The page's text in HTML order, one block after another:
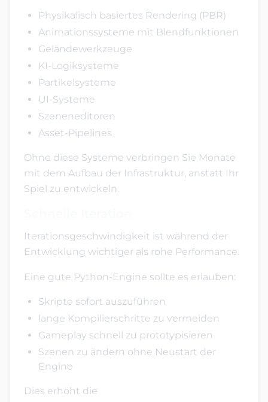
Physikalisch basiertes Rendering (PBR)
Animationssysteme mit Blendfunktionen
Geländewerkzeuge
KI-Logiksysteme
Partikelsysteme
UI-Systeme
Szeneneditoren
Asset-Pipelines
Ohne diese Systeme verbringen Sie Monate
mit dem Aufbau der Infrastruktur, anstatt Ihr
Spiel zu entwickeln.
Iterationsgeschwindigkeit ist während der
Entwicklung wichtiger als rohe Performance.
Eine gute Python-Engine sollte es erlauben:
Skripte sofort auszuführen
lange Kompilierschritte zu vermeiden
Gameplay schnell zu prototypisieren
Szenen zu ändern ohne Neustart der
Engine
Dies erhöht die